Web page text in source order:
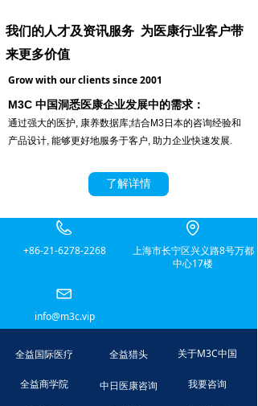
我们的人才及资讯服务 为医康行业客户带
来更多价值
Grow with our clients since 2001
M3C 中国洞悉医康企业发展中的需求：
通过强大的医护, 康养数据库;结合M3日本的咨询经验和
产品设计, 能够更好地服务于客户, 助力企业快速发展.
了解详情
全益国际医疗
全益商学院
全益猎头
中日医康咨询
关于M3C中国
我要咨询
+86-21-6278-2268
上海市长宁区兴义路8号万都
中心17楼
info@m3c.vip